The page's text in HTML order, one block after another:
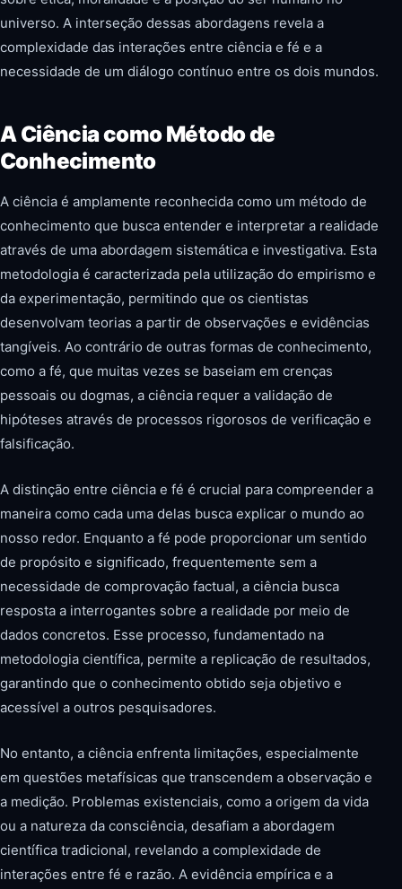
universo. A interseção dessas abordagens revela a
complexidade das interações entre ciência e fé e a
necessidade de um diálogo contínuo entre os dois mundos.
A Ciência como Método de
Conhecimento
A ciência é amplamente reconhecida como um método de
conhecimento que busca entender e interpretar a realidade
através de uma abordagem sistemática e investigativa. Esta
metodologia é caracterizada pela utilização do empirismo e
da experimentação, permitindo que os cientistas
desenvolvam teorias a partir de observações e evidências
tangíveis. Ao contrário de outras formas de conhecimento,
como a fé, que muitas vezes se baseiam em crenças
pessoais ou dogmas, a ciência requer a validação de
hipóteses através de processos rigorosos de verificação e
falsificação.
A distinção entre ciência e fé é crucial para compreender a
maneira como cada uma delas busca explicar o mundo ao
nosso redor. Enquanto a fé pode proporcionar um sentido
de propósito e significado, frequentemente sem a
necessidade de comprovação factual, a ciência busca
resposta a interrogantes sobre a realidade por meio de
dados concretos. Esse processo, fundamentado na
metodologia científica, permite a replicação de resultados,
garantindo que o conhecimento obtido seja objetivo e
acessível a outros pesquisadores.
No entanto, a ciência enfrenta limitações, especialmente
em questões metafísicas que transcendem a observação e
a medição. Problemas existenciais, como a origem da vida
ou a natureza da consciência, desafiam a abordagem
científica tradicional, revelando a complexidade de
interações entre fé e razão. A evidência empírica e a